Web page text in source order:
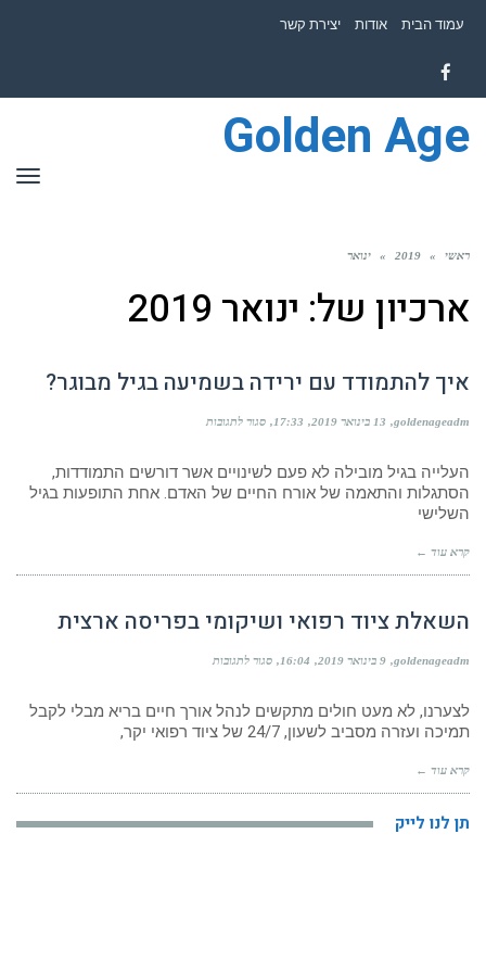
לתוכןעמוד הבית אודות יצירת קשר
Facebook
Golden Age
ראשי »
2019
» ינואר
ארכיון של: ינואר 2019
איך להתמודד עם ירידה בשמיעה בגיל מבוגר?
goldenageadm 13 בינואר 2019 17:33 סגור לתגובות
עם
בשמיעה
העלייה בגיל מובילה לא פעם לשינויים אשר דורשים התמודדות,
הסתגלות והתאמה של אורח החיים של האדם. אחת התופעות בגיל
השלישי
קרא עוד ←
השאלת ציוד רפואי ושיקומי בפריסה ארצית
goldenageadm 9 בינואר 2019 16:04 סגור לתגובות
רפואי
ושיקומי
בפריסה
לצערנו, לא מעט חולים מתקשים לנהל אורך חיים בריא מבלי לקבל
תמיכה ועזרה מסביב לשעון, 24/7 של ציוד רפואי יקר,
קרא עוד ←
תן לנו לייק